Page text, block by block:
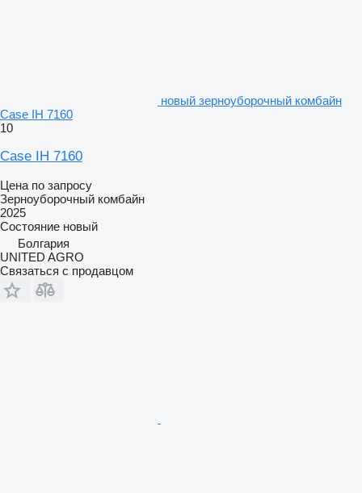
новый зерноуборочный комбайн
Case IH 7160
10
Case IH 7160
Цена по запросу
Зерноуборочный комбайн
2025
Состояние новый
Болгария
UNITED AGRO
Связаться с продавцом